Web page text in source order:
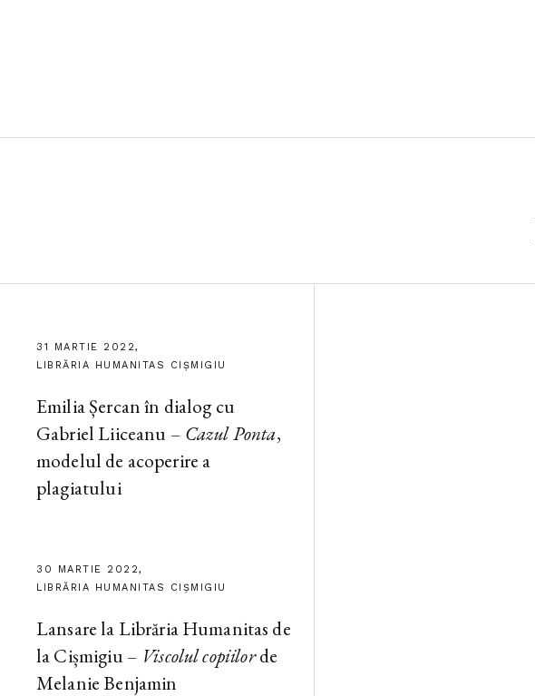
31 MARTIE 2022,
LIBRĂRIA HUMANITAS CIȘMIGIU
Emilia Șercan în dialog cu
Gabriel Liiceanu – Cazul Ponta,
modelul de acoperire a
plagiatului
30 MARTIE 2022,
LIBRĂRIA HUMANITAS CIȘMIGIU
Lansare la Librăria Humanitas de
la Cișmigiu – Viscolul copiilorde
Melanie Benjamin